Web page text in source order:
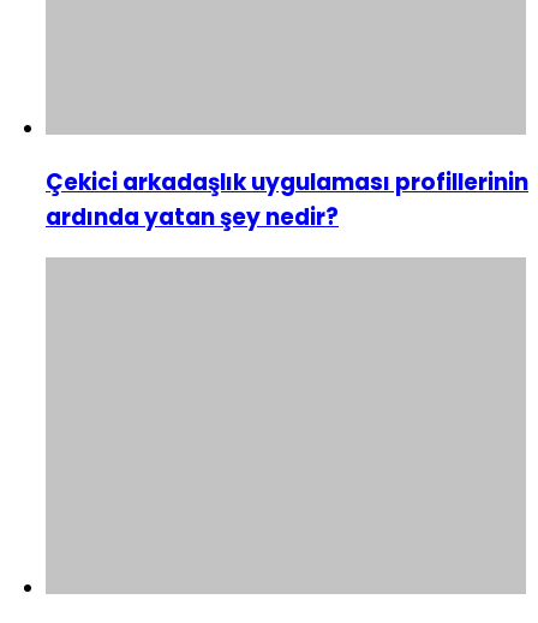
Çekici arkadaşlık uygulaması profillerinin
ardında yatan şey nedir?